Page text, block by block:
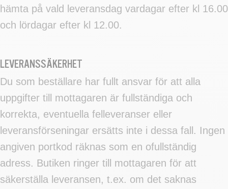
hämta på vald leveransdag vardagar efter kl 16.00
och lördagar efter kl 12.00.
LEVERANSSÄKERHET
Du som beställare har fullt ansvar för att alla
uppgifter till mottagaren är fullständiga och
korrekta, eventuella felleveranser eller
leveransförseningar ersätts inte i dessa fall. Ingen
angiven portkod räknas som en ofullständig
adress. Butiken ringer till mottagaren för att
säkerställa leveransen, t.ex. om det saknas